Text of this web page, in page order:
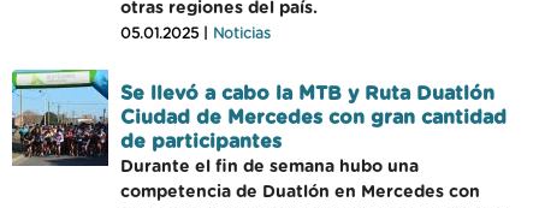
otras regiones del país.
05.01.2025 | Noticias
Se llevó a cabo la MTB y Ruta Duatlón
Ciudad de Mercedes con gran cantidad
de participantes
Durante el fin de semana hubo una
competencia de Duatlón en Mercedes con